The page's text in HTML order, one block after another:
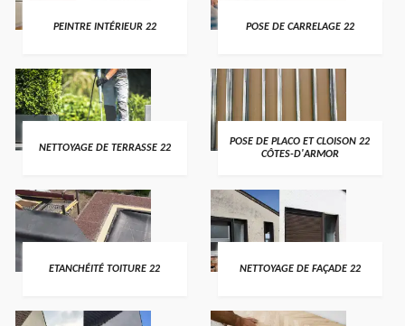
PEINTRE INTÉRIEUR 22 POSE DE CARRELAGE 22
NETTOYAGE DE TERRASSE 22
POSE DE PLACO ET CLOISON 22
CÔTES-D'ARMOR
ETANCHÉITÉ TOITURE 22 NETTOYAGE DE FAÇADE 22